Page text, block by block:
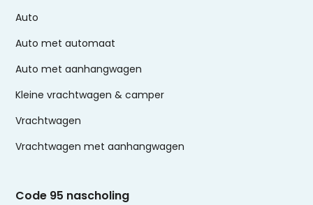
Auto
Auto met automaat
Auto met aanhangwagen
Kleine vrachtwagen & camper
Vrachtwagen
Vrachtwagen met aanhangwagen
Code 95 nascholing